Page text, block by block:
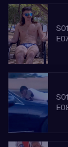
S01
S01